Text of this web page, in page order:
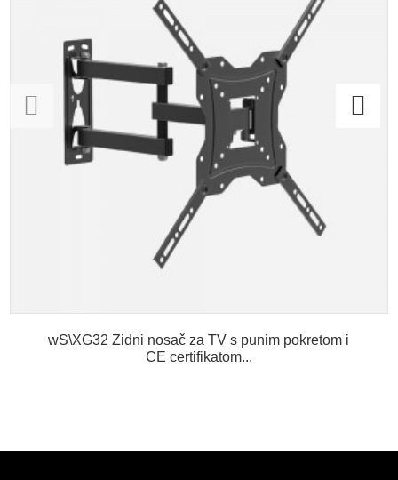
wS\XG32 Zidni nosač za TV s punim pokretom i
CE certifikatom...